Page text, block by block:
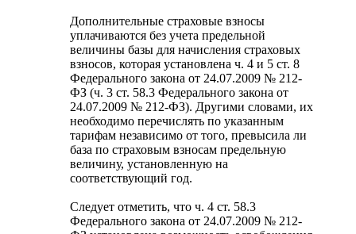
Дополнительные страховые взносы
уплачиваются без учета предельной
величины базы для начисления страховых
взносов, которая установлена ч. 4 и 5 ст. 8
Федерального закона от 24.07.2009 № 212-
ФЗ (ч. 3 ст. 58.3 Федерального закона от
24.07.2009 № 212-ФЗ). Другими словами, их
необходимо перечислять по указанным
тарифам независимо от того, превысила ли
база по страховым взносам предельную
величину, установленную на
соответствующий год.
Следует отметить, что ч. 4 ст. 58.3
Федерального закона от 24.07.2009 № 212-